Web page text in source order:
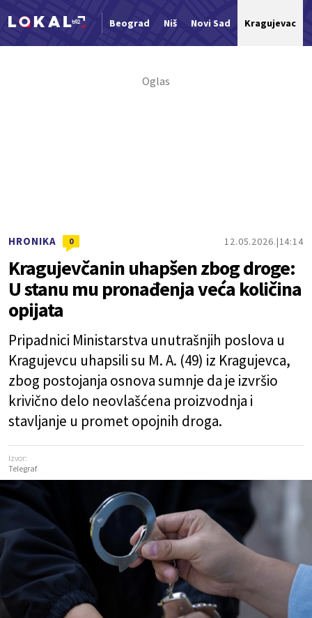
Beograd Niš Novi Sad Kragujevac
HRONIKA 0 12.05.2026. 14:14
Kragujevčanin uhapšen zbog droge:
U stanu mu pronađenja veća količina
opijata
Pripadnici Ministarstva unutrašnjih poslova u
Kragujevcu uhapsili su M. A. (49) iz Kragujevca,
zbog postojanja osnova sumnje da je izvršio
krivično delo neovlašćena proizvodnja i
stavljanje u promet opojnih droga.
Izvor:
Telegraf